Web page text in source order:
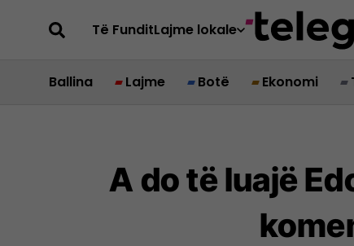
Të FunditLajme lokale
Ballina Lajme Botë Ekonomi
A do të luajë